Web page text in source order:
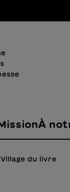
principale
À
Village du livre